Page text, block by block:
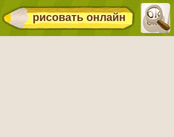
рисовать онлайн